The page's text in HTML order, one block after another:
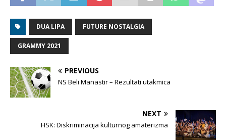
DUA LIPA FUTURE NOSTALGIA
GRAMMY 2021
PREVIOUS
NS Beli Manastir – Rezultati utakmica
NEXT
HSK: Diskriminacija kulturnog amaterizma